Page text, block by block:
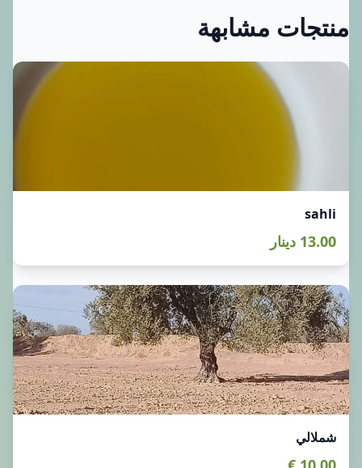
منتجات مشابهة
sahli
13.00 دينار
شملالي